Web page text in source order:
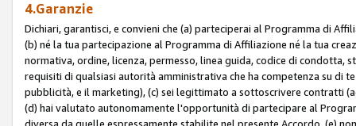
4.Garanzie
Dichiari, garantisci, e convieni che (a) parteciperai al Programma di
(b) né la tua partecipazione al Programma di Affiliazione né la tua
normativa, ordine, licenza, permesso, linea guida, codice di
requisiti di qualsiasi autorità amministrativa che ha competenza su di
pubblicità, e il marketing), (c) sei legittimato a sottoscrivere contratti
(d) hai valutato autonomamente l'opportunità di partecipare al